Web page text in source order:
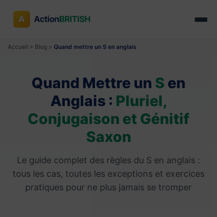
Accueil > Blog > Quand mettre un S en anglais
Quand Mettre un S en
Anglais : Pluriel,
Conjugaison et Génitif
Saxon
Le guide complet des règles du S en anglais :
tous les cas, toutes les exceptions et exercices
pratiques pour ne plus jamais se tromper